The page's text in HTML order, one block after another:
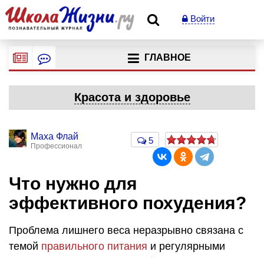
Войти
ГЛАВНОЕ
Красота и здоровье
Маха Флай
Профессионал
5
Что нужно для
эффективного похудения?
Проблема лишнего веса неразрывно связана с
темой правильного питания и регулярными